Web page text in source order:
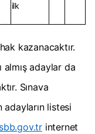
ilk
kazanacaktır.
almış adaylar da
Sınava
adayların listesi
internet